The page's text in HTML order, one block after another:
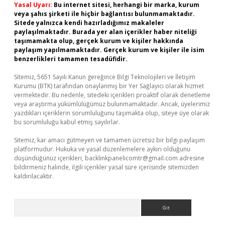
Yasal Uyarı: Bu internet sitesi, herhangi bir marka, kurum
veya şahıs şirketi ile hiçbir bağlantısı bulunmamaktadır.
Sitede yalnızca kendi hazırladığımız makaleler
paylaşılmaktadır. Burada yer alan içerikler haber niteliği
taşımamakta olup, gerçek kurum ve kişiler hakkında
paylaşım yapılmamaktadır. Gerçek kurum ve kişiler ile isim
benzerlikleri tamamen tesadüfidir.
Sitemiz, 5651 Sayılı Kanun gereğince Bilgi Teknolojileri ve İletişim
Kurumu (BTK) tarafından onaylanmış bir Yer Sağlayıcı olarak hizmet
vermektedir. Bu nedenle, sitedeki içerikleri proaktif olarak denetleme
veya araştırma yükümlülüğümüz bulunmamaktadır. Ancak, üyelerimiz
yazdıkları içeriklerin sorumluluğunu taşımakta olup, siteye üye olarak
bu sorumluluğu kabul etmiş sayılırlar.
Sitemiz, kar amacı gütmeyen ve tamamen ücretsiz bir bilgi paylaşım
platformudur. Hukuka ve yasal düzenlemelere aykırı olduğunu
düşündüğünüz içerikleri, backlinkpanelicomtr@gmail.com adresine
bildirmeniz halinde, ilgili içerikler yasal süre içerisinde sitemizden
kaldırılacaktır.